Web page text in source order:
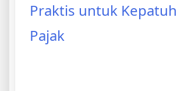
Praktis untuk
Pajak